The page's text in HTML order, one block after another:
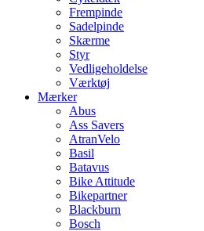
Frempinde
Sadelpinde
Skærme
Styr
Vedligeholdelse
Værktøj
Mærker
Abus
Ass Savers
AtranVelo
Basil
Batavus
Bike Attitude
Bikepartner
Blackburn
Bosch